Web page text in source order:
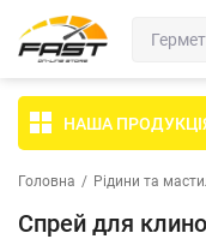
НАША
Головна / Рідини та
Спрей для